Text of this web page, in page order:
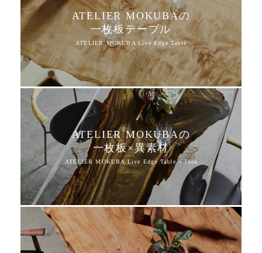
ATELIER MOKUBAの
一枚板テーブル
ATELIER MOKUBAの
一枚板×異素材